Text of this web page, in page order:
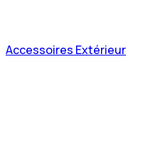
Accessoires Extérieur